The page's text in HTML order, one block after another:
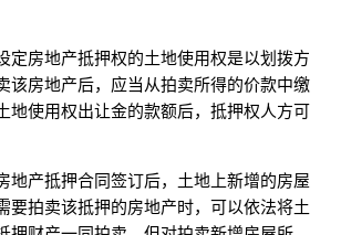
房地产抵押权的土地使用权是以划拨方
该房地产后，应当从拍卖所得的价款中缴
地使用权出让金的款额后，抵押权人方可
产抵押合同签订后，土地上新增的房屋
要拍卖该抵押的房地产时，可以依法将土